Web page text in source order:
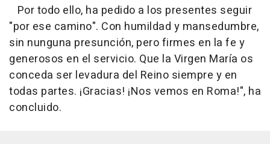
Por todo ello, ha pedido a los presentes seguir
"por ese camino". Con humildad y mansedumbre,
sin nunguna presunción, pero firmes en la fe y
generosos en el servicio. Que la Virgen María os
conceda ser levadura del Reino siempre y en
todas partes. ¡Gracias! ¡Nos vemos en Roma!", ha
concluido.